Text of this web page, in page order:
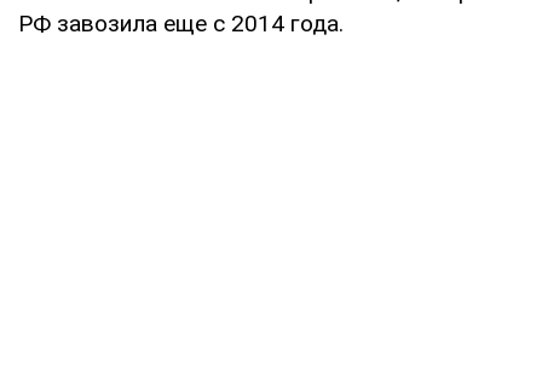
РФ завозила еще с 2014 года.